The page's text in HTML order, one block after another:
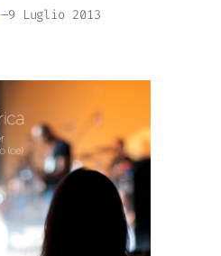
–9 Luglio 2013